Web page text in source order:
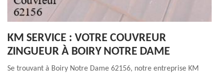
KM SERVICE : VOTRE COUVREUR
ZINGUEUR À BOIRY NOTRE DAME
Se trouvant à Boiry Notre Dame 62156, notre entreprise KM